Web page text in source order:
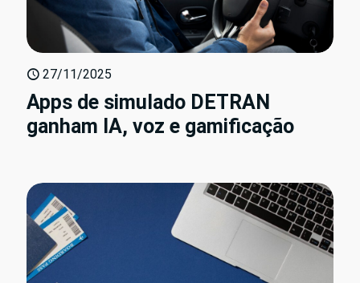
27/11/2025
Apps de simulado DETRAN
ganham IA, voz e gamificação